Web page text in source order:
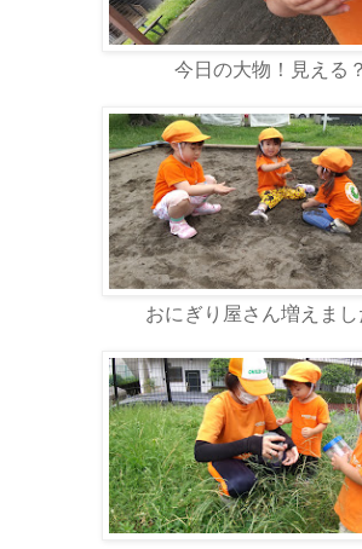
今日の大物！見える？
おにぎり屋さん増えまし